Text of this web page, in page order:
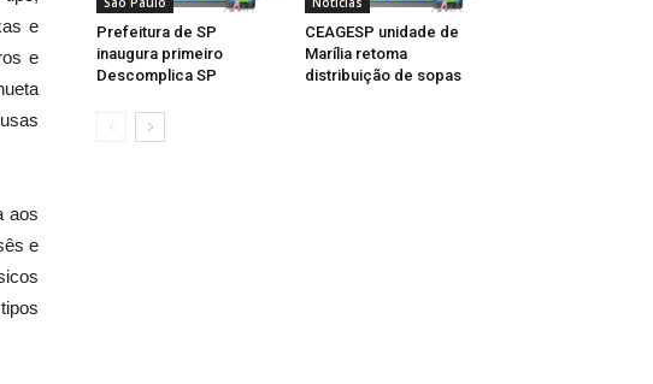
e
e
aos
e
Prefeitura de SP
inaugura primeiro
Descomplica SP
CEAGESP unidade de
Marília retoma
distribuição de sopas